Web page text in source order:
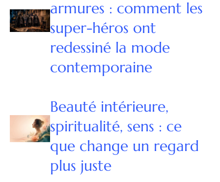
armures : comment les
super-héros ont
redessiné la mode
contemporaine
Beauté intérieure,
spiritualité, sens : ce
que change un regard
plus juste